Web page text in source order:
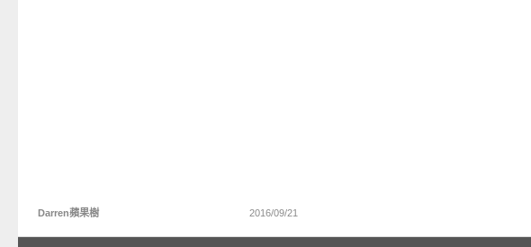
Darren蘋果樹 2016/09/21